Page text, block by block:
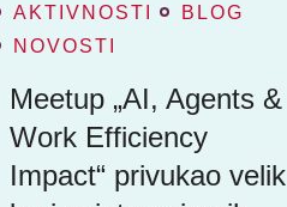
AKTIVNOSTI
BLOG
NOVOSTI
Meetup „AI, Agents &
Work Efficiency
Impact“ privukao velik